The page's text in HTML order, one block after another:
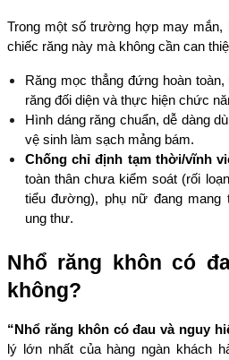
Trong một số trường hợp may mắn,
chiếc răng này mà không cần can
Răng mọc thẳng đứng hoàn
răng đối diện và thực hiện chức
Hình dáng răng chuẩn, dễ dàng
vệ sinh làm sạch mảng bám.
Chống chỉ định tạm thời/vĩnh
toàn thân chưa kiểm soát (rối
tiểu đường), phụ nữ đang
ung thư.
Nhổ răng khôn có
không?
“Nhổ răng khôn có đau và nguy
lý lớn nhất của hàng ngàn khách